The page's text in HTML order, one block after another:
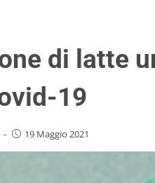
di latte
19
- 19 Maggio 2021